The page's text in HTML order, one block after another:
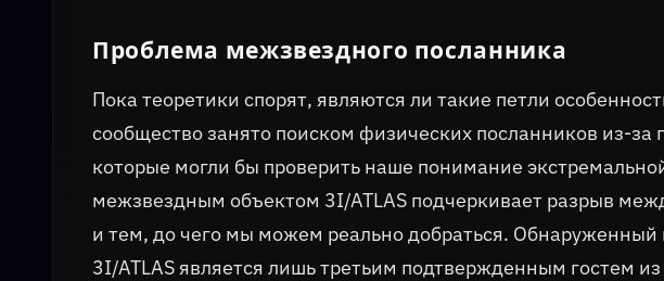
Проблема межзвездного посланника
Пока теоретики спорят, являются ли такие петли
сообщество занято поиском физических посланников из-
которые могли бы проверить наше понимание
межзвездным объектом 3I/ATLAS подчеркивает разрыв
и тем, до чего мы можем реально добраться. Обнаруженный
3I/ATLAS является лишь третьим подтвержденным гостем